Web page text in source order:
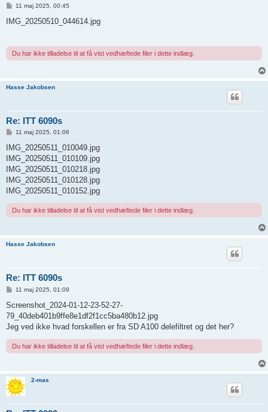
d
11 maj 2025, 00:45
IMG_20250510_044614.jpg
Du har ikke tilladelse til at få vist vedhæftede filer i dette indlæg.
Hasse Jakobsen
Re: ITT 6090s
d
æ
g
11 maj 2025, 01:06
IMG_20250511_010049.jpg
IMG_20250511_010109.jpg
IMG_20250511_010218.jpg
IMG_20250511_010128.jpg
IMG_20250511_010152.jpg
Du har ikke tilladelse til at få vist vedhæftede filer i dette indlæg.
Hasse Jakobsen
Re: ITT 6090s
d
æ
g
11 maj 2025, 01:09
Screenshot_2024-01-12-23-52-27-
79_40deb401b9ffe8e1df2f1cc5ba480b12.jpg
Jeg ved ikke hvad forskellen er fra SD A100 delefiltret og det her?
Du har ikke tilladelse til at få vist vedhæftede filer i dette indlæg.
2-mas